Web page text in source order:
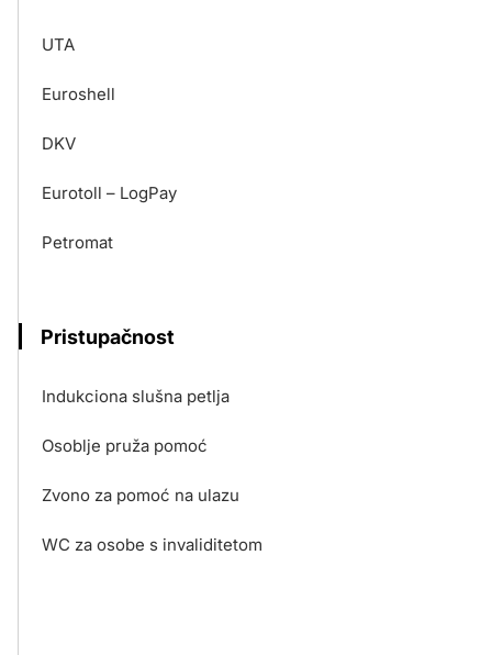
UTA
Euroshell
DKV
Eurotoll – LogPay
Petromat
Pristupačnost
Indukciona slušna petlja
Osoblje pruža pomoć
Zvono za pomoć na ulazu
WC za osobe s invaliditetom